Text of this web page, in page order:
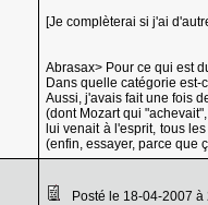
[Je complèterai si j'ai
Abrasax> Pour ce qui est
Dans quelle catégorie est-
Aussi, j'avais fait une fois
(dont Mozart qui
lui venait à l'esprit, tous
(enfin, essayer, parce que
Posté le 18-04-2007 à